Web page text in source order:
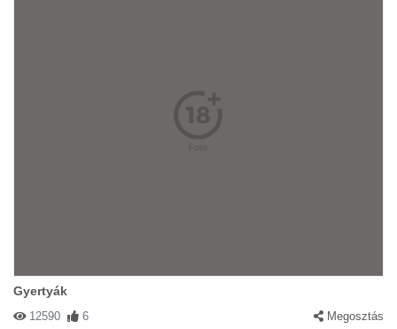
Gyertyák
12590 6 Megosztás